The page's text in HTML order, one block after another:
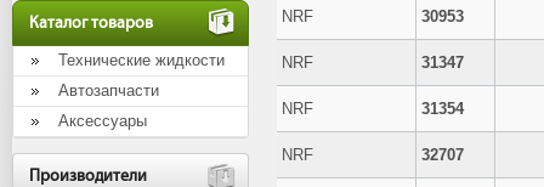
Каталог товаров
Технические жидкости
Автозапчасти
Аксессуары
Производители
NRF 30953
NRF 31347
NRF 31354
NRF 32707